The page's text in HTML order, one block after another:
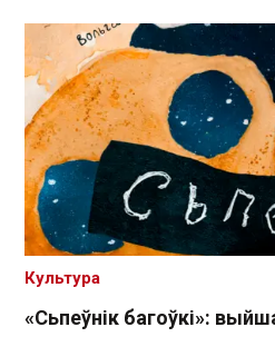
«Сьпеўнік багоўкі»:
Культура